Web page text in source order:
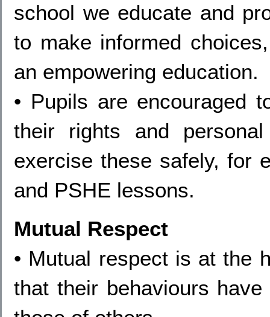
school we educate and
to make informed
an empowering education.
• Pupils are encouraged
their rights and
exercise these safely, for
and PSHE lessons.
Mutual Respect
• Mutual respect is at the
that their behaviours